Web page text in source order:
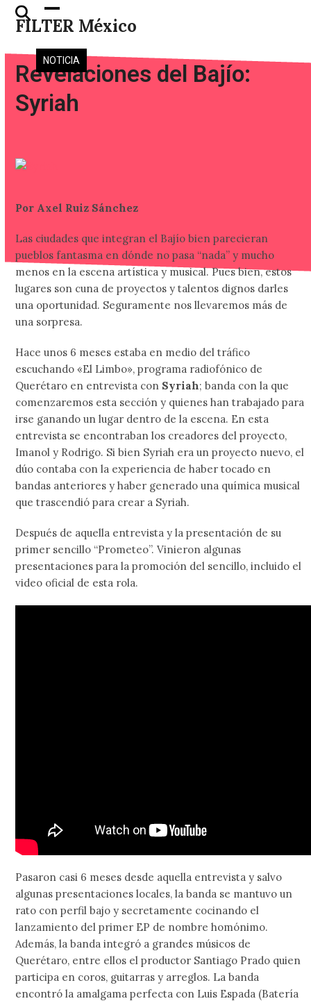
Skip
FILTER México
Open
mobile
menu
Close
mobile
menu
NOTICIA
Revelaciones del Bajío:
Syriah
Por Axel Ruiz Sánchez
Las ciudades que integran el Bajío bien parecieran
pueblos fantasma en dónde no pasa “nada” y mucho
menos en la escena artística y musical. Pues bien, estos
lugares son cuna de proyectos y talentos dignos darles
una oportunidad. Seguramente nos llevaremos más de
una sorpresa.
Hace unos 6 meses estaba en medio del tráfico
escuchando «El Limbo», programa radiofónico de
Querétaro en entrevista con Syriah; banda con la que
comenzaremos esta sección y quienes han trabajado para
irse ganando un lugar dentro de la escena. En esta
entrevista se encontraban los creadores del proyecto,
Imanol y Rodrigo. Si bien Syriah era un proyecto nuevo, el
dúo contaba con la experiencia de haber tocado en
bandas anteriores y haber generado una química musical
que trascendió para crear a Syriah.
Después de aquella entrevista y la presentación de su
primer sencillo “Prometeo”. Vinieron algunas
presentaciones para la promoción del sencillo, incluido el
video oficial de esta rola.
Pasaron casi 6 meses desde aquella entrevista y salvo
algunas presentaciones locales, la banda se mantuvo un
rato con perfil bajo y secretamente cocinando el
lanzamiento del primer EP de nombre homónimo.
Además, la banda integró a grandes músicos de
Querétaro, entre ellos el productor Santiago Prado quien
participa en coros, guitarras y arreglos. La banda
encontró la amalgama perfecta con Luis Espada (Batería